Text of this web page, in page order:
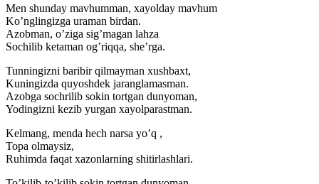
Men shunday mavhumman, xayolday mavhum
Ko’nglingizga uraman birdan.
Azobman, o’ziga sig’magan lahza
Sochilib ketaman og’riqqa, she’rga.
Tunningizni baribir qilmayman xushbaxt,
Kuningizda quyoshdek jaranglamasman.
Azobga sochrilib sokin tortgan dunyoman,
Yodingizni kezib yurgan xayolparastman.
Kelmang, menda hech narsa yo’q ,
Topa olmaysiz,
Ruhimda faqat xazonlarning shitirlashlari.